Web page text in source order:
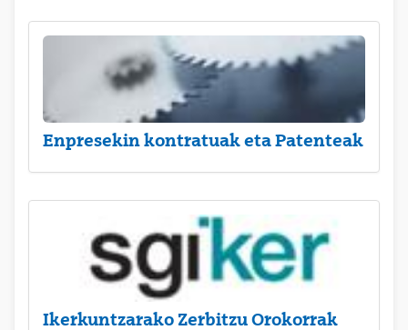
Enpresekin kontratuak eta Patenteak
Ikerkuntzarako Zerbitzu Orokorrak